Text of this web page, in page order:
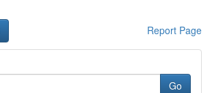
Report Page
Go